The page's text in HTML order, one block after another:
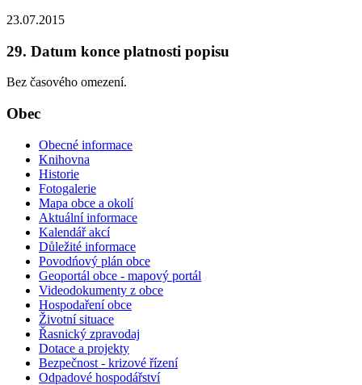
23.07.2015
29. Datum konce platnosti popisu
Bez časového omezení.
Obec
Obecné informace
Knihovna
Historie
Fotogalerie
Mapa obce a okolí
Aktuální informace
Kalendář akcí
Důležité informace
Povodńový plán obce
Geoportál obce - mapový portál
Videodokumenty z obce
Hospodaření obce
Životní situace
Řasnický zpravodaj
Dotace a projekty
Bezpečnost - krizové řízení
Odpadové hospodářství